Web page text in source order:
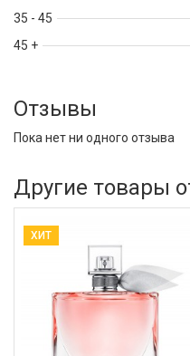
35 - 45
45 +
Отзывы
Пока нет ни одного отзыва
Другие товары
ХИТ